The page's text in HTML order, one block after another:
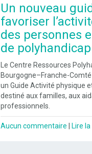
Un nouveau
favoriser
des personnes
de polyhandicap
Le Centre Ressources
Bourgogne–Franche-
un Guide Activité physique
destiné aux familles, aux
professionnels.
Aucun commentaire Lire